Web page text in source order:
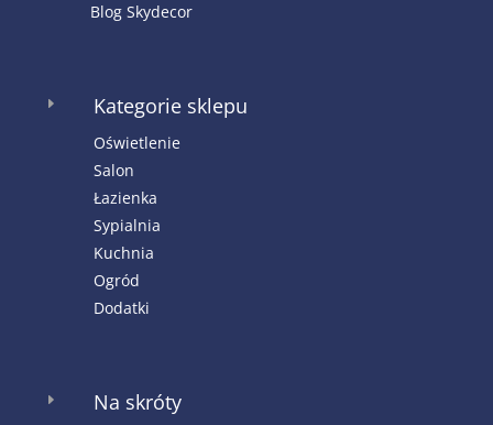
Blog Skydecor
E Kategorie sklepu
Oświetlenie
Salon
Łazienka
Sypialnia
Kuchnia
Ogród
Dodatki
E Na skróty